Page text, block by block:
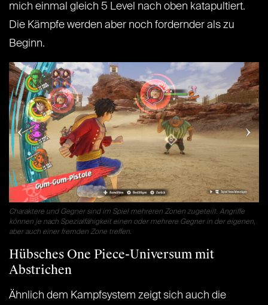
mich einmal gleich 5 Level nach oben katapultiert.
Die Kämpfe werden aber noch fordernder als zu
Beginn.
Charaktere und Gegner sind im Spiel mehreren Zonen zugeteilt. Angriffe
können je nach Spezialfähigkeit einen oder mehrere Gegner in der eigenen,
aber auch einer fremden Zone treffen.
Hübsches One Piece-Universum mit
Abstrichen
Ähnlich dem Kampfsystem zeigt sich auch die